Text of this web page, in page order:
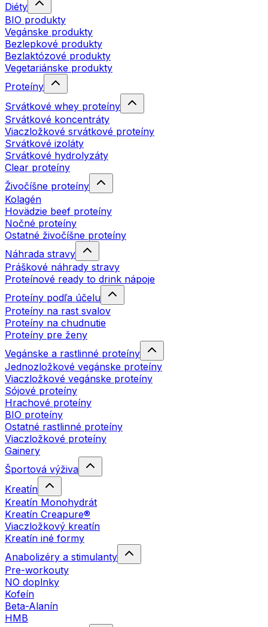
Diéty
BIO produkty
Vegánske produkty
Bezlepkové produkty
Bezlaktózové produkty
Vegetariánske produkty
Proteíny
Srvátkové whey proteíny
Srvátkové koncentráty
Viaczložkové srvátkové proteíny
Srvátkové izoláty
Srvátkové hydrolyzáty
Clear proteíny
Živočíšne proteíny
Kolagén
Hovädzie beef proteíny
Nočné proteíny
Ostatné živočíšne proteíny
Náhrada stravy
Práškové náhrady stravy
Proteínové ready to drink nápoje
Proteíny podľa účelu
Proteíny na rast svalov
Proteíny na chudnutie
Proteíny pre ženy
Vegánske a rastlinné proteíny
Jednozložkové vegánske proteíny
Viaczložkové vegánske proteíny
Sójové proteíny
Hrachové proteíny
BIO proteíny
Ostatné rastlinné proteíny
Viaczložkové proteíny
Gainery
Športová výživa
Kreatín
Kreatín Monohydrát
Kreatín Creapure®
Viaczložkový kreatín
Kreatín iné formy
Anabolizéry a stimulanty
Pre-workouty
NO doplnky
Kofeín
Beta-Alanín
HMB